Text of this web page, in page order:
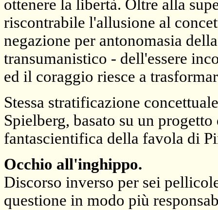
ottenere la libertà. Oltre alla
riscontrabile l'allusione al
negazione per antonomasia
transumanistico - dell'essere
ed il coraggio riesce a
Stessa stratificazione
Spielberg, basato su un
fantascientifica della favola di
Occhio all'inghippo.
Discorso inverso per sei
questione in modo più